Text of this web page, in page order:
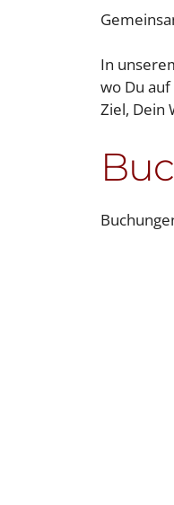
In
wo Du
Ziel, Dein